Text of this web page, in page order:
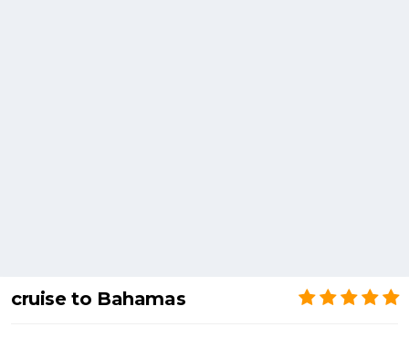
cruise to Bahamas